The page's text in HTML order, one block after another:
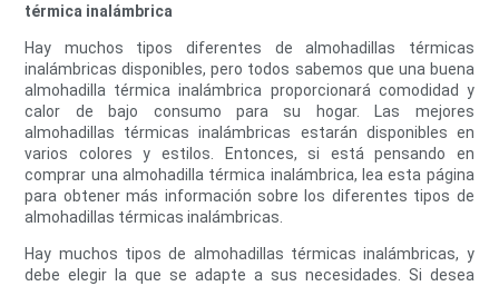
térmica inalámbrica
Hay muchos tipos diferentes de almohadillas térmicas
inalámbricas disponibles, pero todos sabemos que una buena
almohadilla térmica inalámbrica proporcionará comodidad y
calor de bajo consumo para su hogar. Las mejores
almohadillas térmicas inalámbricas estarán disponibles en
varios colores y estilos. Entonces, si está pensando en
comprar una almohadilla térmica inalámbrica, lea esta página
para obtener más información sobre los diferentes tipos de
almohadillas térmicas inalámbricas.
Hay muchos tipos de almohadillas térmicas inalámbricas, y
debe elegir la que se adapte a sus necesidades. Si desea